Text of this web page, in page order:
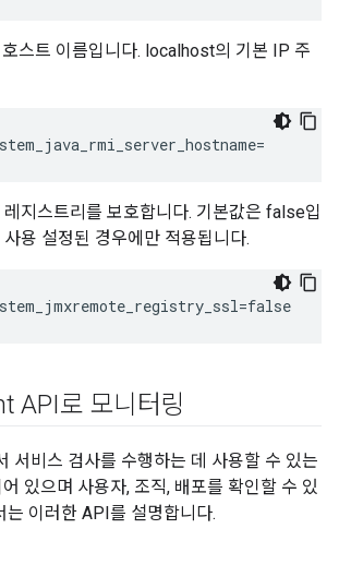
스트 이름입니다. localhost의 기본 IP 주
지스트리를 보호합니다. 기본값은 false입
용 설정된 경우에만 적용됩니다.
API로 모니터링
서비스 검사를 수행하는 데 사용할 수 있는
있으며 사용자, 조직, 배포를 확인할 수 있
는 이러한 API를 설명합니다.